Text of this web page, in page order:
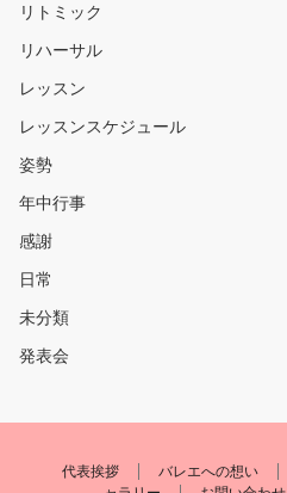
リトミック
リハーサル
レッスン
レッスンスケジュール
姿勢
年中行事
感謝
日常
未分類
発表会
代表挨拶 バレエへの想い